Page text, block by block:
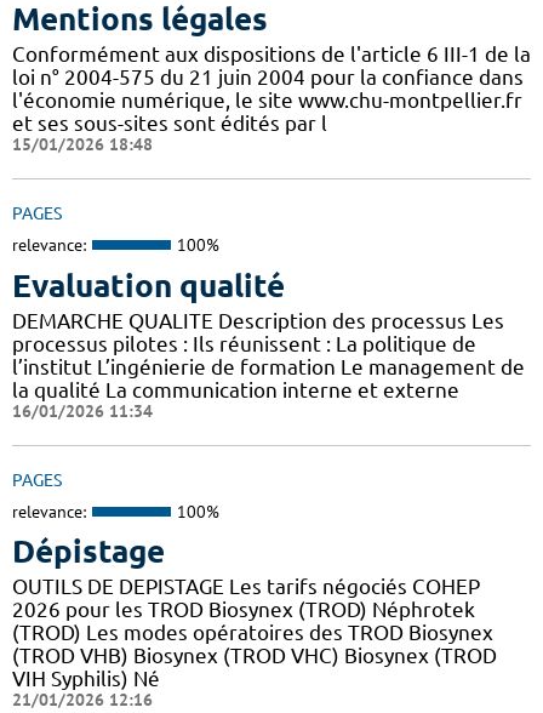
Mentions légales
Conformément aux dispositions de l'article 6 III-1 de la
loi n° 2004-575 du 21 juin 2004 pour la confiance dans
l'économie numérique, le site www.chu-montpellier.fr
et ses sous-sites sont édités par l
15/01/2026 18:48
PAGES
relevance: 100%
Evaluation qualité
DEMARCHE QUALITE Description des processus Les
processus pilotes : Ils réunissent : La politique de
l’institut L’ingénierie de formation Le management de
la qualité La communication interne et externe
16/01/2026 11:34
PAGES
relevance: 100%
Dépistage
OUTILS DE DEPISTAGE Les tarifs négociés COHEP
2026 pour les TROD Biosynex (TROD) Néphrotek
(TROD) Les modes opératoires des TROD Biosynex
(TROD VHB) Biosynex (TROD VHC) Biosynex (TROD
VIH Syphilis) Né
21/01/2026 12:16